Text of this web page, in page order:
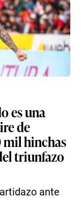
es una
de
mil hinchas
triunfazo
ante